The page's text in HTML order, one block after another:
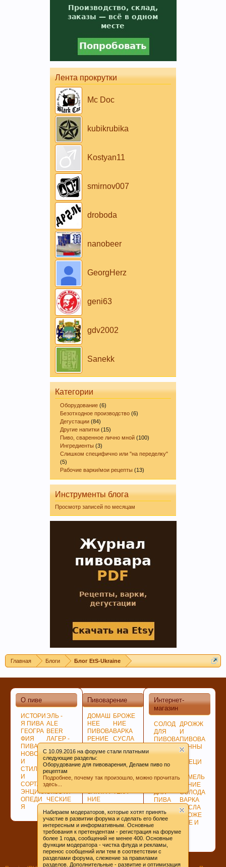
C 10.09.2016 на форуме стали платными
следующие разделы:
Оборудование для пивоварения, Делаем пиво по
рецептам
Подробнее, почему так произошло, можно прочитать
здесь...
Набираем модераторов, которые хотят принять
участие в развитии форума и сделать его более
интересным и информативным. Основные
требования к претендентам - регистрация на форуме
более 1 года, сообщений не менее 400. Основные
функции модератора - чистка флуда и рекламы,
перенос сообщений или тем в соответствии с
разделами форума, слежение за правилами
разделов. Дополнительные - развитие и оптимизация
Лента прокрутки
Mc Doc
kubikrubika
Kostyan11
smirnov007
droboda
nanobeer
GeorgHerz
geni63
gdv2002
Sanekk
Категории
Оборудование (6)
Безотходное производство (6)
Дегустации (84)
Другие напитки (15)
Пиво, сваренное лично мной (100)
Ингредиенты (3)
Слишком специфично или "на переделку"
(5)
Рабочие варки/мои рецепты (13)
Инструменты блога
Просмотр записей по месяцам
Главная Блоги Блог EtS-Ukraine
Интернет-
магазин
СОЛОД
ДЛЯ
ПИВОВА
НЕСОЛ
ОЖЕНО
СЫРЬЁ
ДЛЯ
ПИВА
ВАРКИ
ХМЕЛЯ
ДРОЖЖ
И
ПИВОВА
РЕННЫ
Е
СПЕЦИ
ИЗМЕЛЬ
ЧЕНИЕ
СОЛОДА
ВАРКА
СУСЛА
БРОЖЕ
НИЕ И
ВЫДЕРЖКА
ПИВА
О пиве
ИСТОРИ
Я ПИВА
ГЕОГРА
ФИЯ
ПИВА
НОВОСТ
И
СТИЛИ
И
СОРТА
ЭНЦИКЛ
ОПЕДИ
Я
ЭЛЬ -
ALE
BEER
ЛАГЕР -
ПО
ЦВЕТУ
ГИБРИД
НЫЕ
СОРТА
ЭКЗОТИ
ЧЕСКИЕ
Пивоварение
ДОМАШ
НЕЕ
ПИВОВА
РЕНИЕ
ОВКА,
ПРОГРА
СОВЕТ
ЗАТИРА
НИЕ
БРОЖЕ
НИЕ
ВАРКА
СУСЛА
LAGER
СОЗРЕВ
АНИЕ
ПИВА
ТЕКА